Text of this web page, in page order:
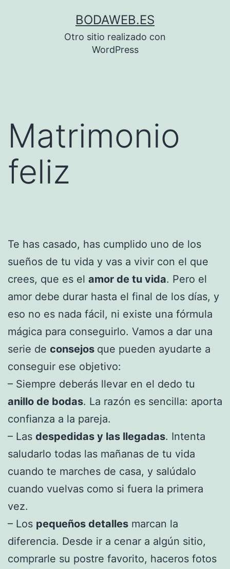
BODAWEB.ES
Otro sitio realizado con
WordPress
Matrimonio
feliz
Te has casado, has cumplido uno de los
sueños de tu vida y vas a vivir con el que
crees, que es el amor de tu vida. Pero el
amor debe durar hasta el final de los días, y
eso no es nada fácil, ni existe una fórmula
mágica para conseguirlo. Vamos a dar una
serie de consejos que pueden ayudarte a
conseguir ese objetivo:
– Siempre deberás llevar en el dedo tu
anillo de bodas. La razón es sencilla: aporta
confianza a la pareja.
– Las despedidas y las llegadas. Intenta
saludarlo todas las mañanas de tu vida
cuando te marches de casa, y salúdalo
cuando vuelvas como si fuera la primera
vez.
– Los pequeños detalles marcan la
diferencia. Desde ir a cenar a algún sitio,
comprarle su postre favorito, haceros fotos